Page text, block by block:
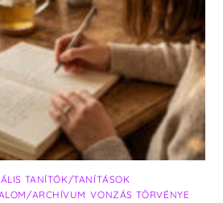
TANÍTÓK/TANÍTÁSOK
ARCHÍVUM ,VONZÁS TÖRVÉNYE